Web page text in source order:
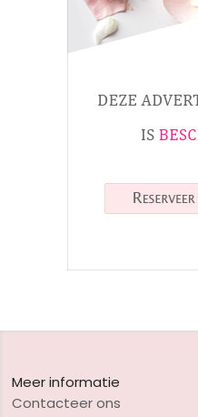
Meer informatie
Contacteer ons